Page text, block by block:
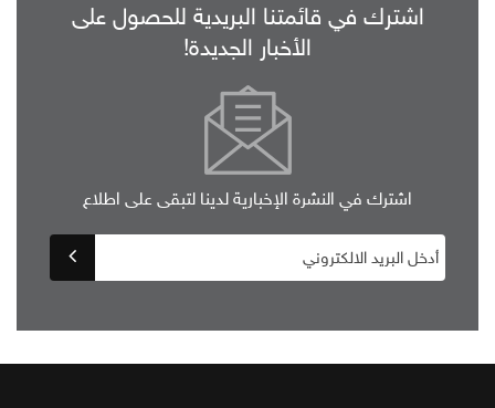
اشترك في قائمتنا البريدية للحصول على
الأخبار الجديدة!
اشترك في النشرة الإخبارية لدينا لتبقى على اطلاع